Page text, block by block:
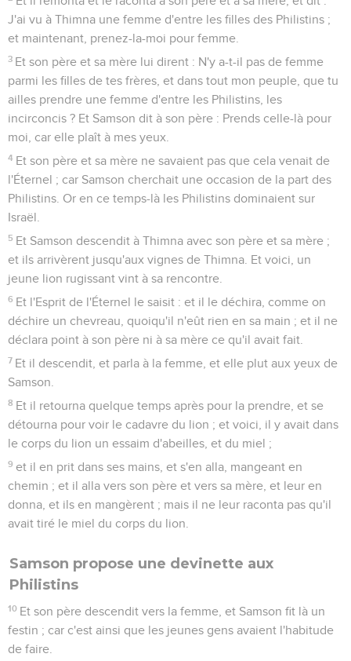
J'ai vu à Thimna une femme d'entre les filles des Philistins ;
et maintenant, prenez-la-moi pour femme.
3 Et son père et sa mère lui dirent : N'y a-t-il pas de femme
parmi les filles de tes frères, et dans tout mon peuple, que tu
ailles prendre une femme d'entre les Philistins, les
incirconcis ? Et Samson dit à son père : Prends celle-là pour
moi, car elle plaît à mes yeux.
4 Et son père et sa mère ne savaient pas que cela venait de
l'Éternel ; car Samson cherchait une occasion de la part des
Philistins. Or en ce temps-là les Philistins dominaient sur
Israël.
5 Et Samson descendit à Thimna avec son père et sa mère ;
et ils arrivèrent jusqu'aux vignes de Thimna. Et voici, un
jeune lion rugissant vint à sa rencontre.
6 Et l'Esprit de l'Éternel le saisit : et il le déchira, comme on
déchire un chevreau, quoiqu'il n'eût rien en sa main ; et il ne
déclara point à son père ni à sa mère ce qu'il avait fait.
7 Et il descendit, et parla à la femme, et elle plut aux yeux de
Samson.
8 Et il retourna quelque temps après pour la prendre, et se
détourna pour voir le cadavre du lion ; et voici, il y avait dans
le corps du lion un essaim d'abeilles, et du miel ;
9 et il en prit dans ses mains, et s'en alla, mangeant en
chemin ; et il alla vers son père et vers sa mère, et leur en
donna, et ils en mangèrent ; mais il ne leur raconta pas qu'il
avait tiré le miel du corps du lion.
Samson propose une devinette aux
Philistins
10 Et son père descendit vers la femme, et Samson fit là un
festin ; car c'est ainsi que les jeunes gens avaient l'habitude
de faire.